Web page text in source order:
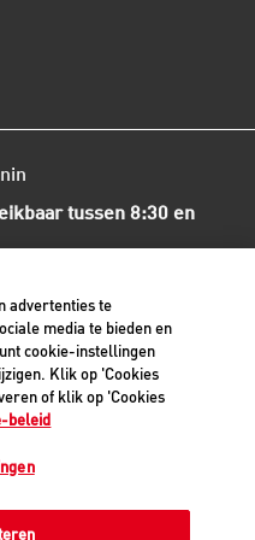
tussen 8:30 en
zijn inclusief BTW
advertenties te
media te bieden en
cookie-instellingen
Klik op 'Cookies
of klik op 'Cookies
beleid